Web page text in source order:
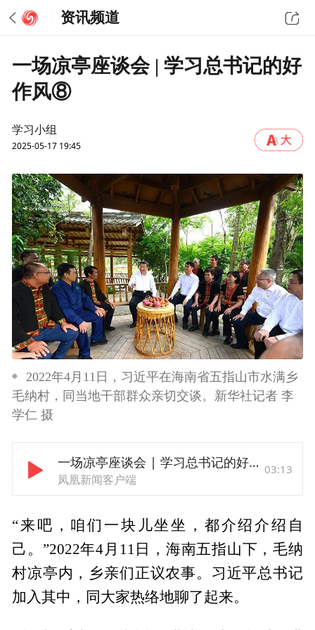
资讯频道
一场凉亭座谈会 | 学习总书记的好
作风⑧
学习小组
2025-05-17 19:45
2022年4月11日，习近平在海南省五指山市水满乡
毛纳村，同当地干部群众亲切交谈。新华社记者 李
学仁 摄
一场凉亭座谈会 | 学习总书记的好作风⑧
凤凰新闻客户端
03:13
“来吧，咱们一块儿坐坐，都介绍介绍自
己。”2022年4月11日，海南五指山下，毛纳
村凉亭内，乡亲们正议农事。习近平总书记
加入其中，同大家热络地聊了起来。